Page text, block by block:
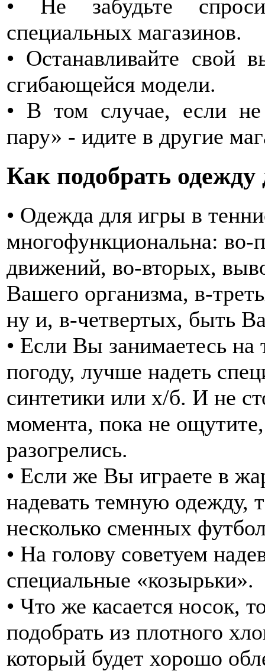
• Не забудьте
специальных магазинов.
• Останавливайте свой
сгибающейся модели.
• В том случае, если
пару» - идите в другие
Как подобрать
• Одежда для игры в
многофункциональна: во-
движений, во-вторых,
Вашего организма, в-
ну и, в-четвертых, быть
• Если Вы занимаетесь
погоду, лучше надеть
синтетики или х/б. И не
момента, пока не
разогрелись.
• Если же Вы играете в
надевать темную одежду,
несколько сменных
• На голову советуем
специальные «козырьки».
• Что же касается носок,
подобрать из плотного
который будет хорошо